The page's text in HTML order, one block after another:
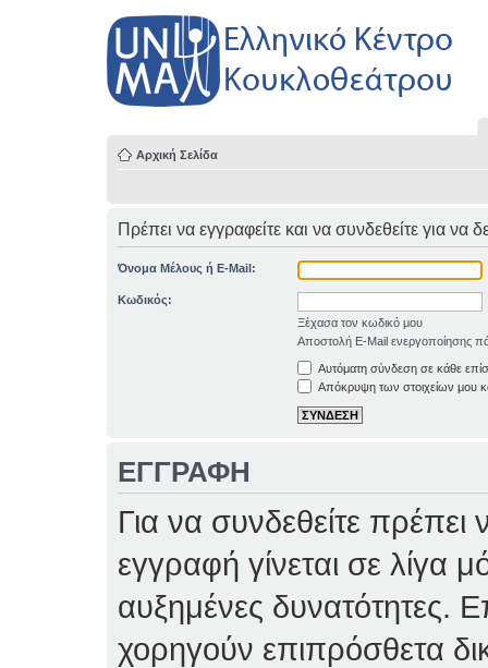
Αρχική Σελίδα
Πρέπει να εγγραφείτε και να συνδεθείτε για να
Όνομα Μέλους ή E-Mail:
Κωδικός:
Ξέχασα τον κωδικό μου
Αποστολή E-Mail ενεργοποίησης
Αυτόματη σύνδεση σε κάθε
Απόκρυψη των στοιχείων μου
ΕΓΓΡΑΦΗ
Για να συνδεθείτε
εγγραφή γίνεται σε λίγα
αυξημένες δυνατότητες.
χορηγούν επιπρόσθετα